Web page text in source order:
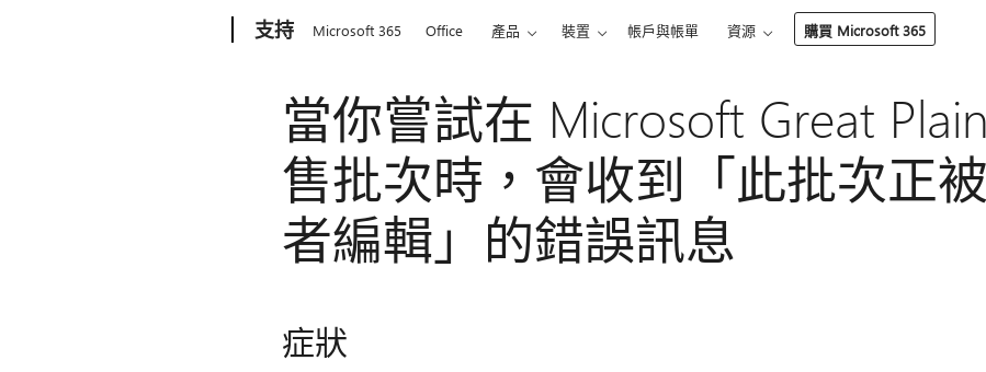
支持 Microsoft 365 Office 產品 裝置 帳戶與帳單 資源 購買 Microsoft 365
當你嘗試在 Microsoft Great
售批次時，會收到「此批次正
者編輯」的錯誤訊息
症狀